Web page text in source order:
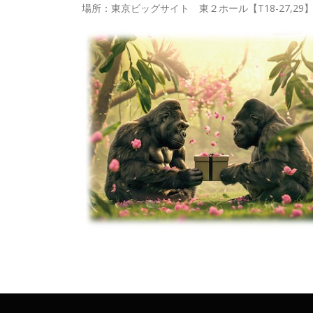
場所：東京ビッグサイト 東２ホール【T18-27,29】